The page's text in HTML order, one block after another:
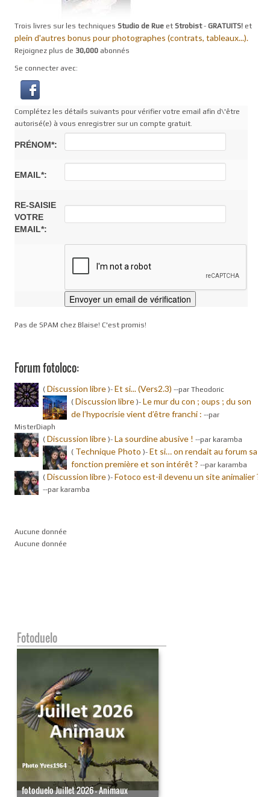
Trois livres sur les techniques Studio de Rue et Strobist- GRATUITS! et
plein d'autres bonus pour photographes (contrats, tableaux...).
Rejoignez plus de 30,000 abonnés
Se connecter avec:
Complétez les détails suivants pour vérifier votre email afin d\'être
autorisé(e) à vous enregistrer sur un compte gratuit.
PRÉNOM*:
EMAIL*:
RE-SAISIE
VOTRE
EMAIL*:
Pas de SPAM chez Blaise! C'est promis!
Forum fotoloco:
( Discussion libre )- Et si... (Vers2.3) --par Theodoric
( Discussion libre )- Le mur du con ; oups ; du son
de l’hypocrisie vient d’être franchi : --par
MisterDiaph
( Discussion libre )- La sourdine abusive ! --par karamba
( Technique Photo )- Et si… on rendait au forum sa
fonction première et son intérêt ? --par karamba
( Discussion libre )- Fotoco est-il devenu un site animalier ?
--par karamba
Aucune donnée
Aucune donnée
Fotoduelo
fotoduelo Juillet 2026 - Animaux